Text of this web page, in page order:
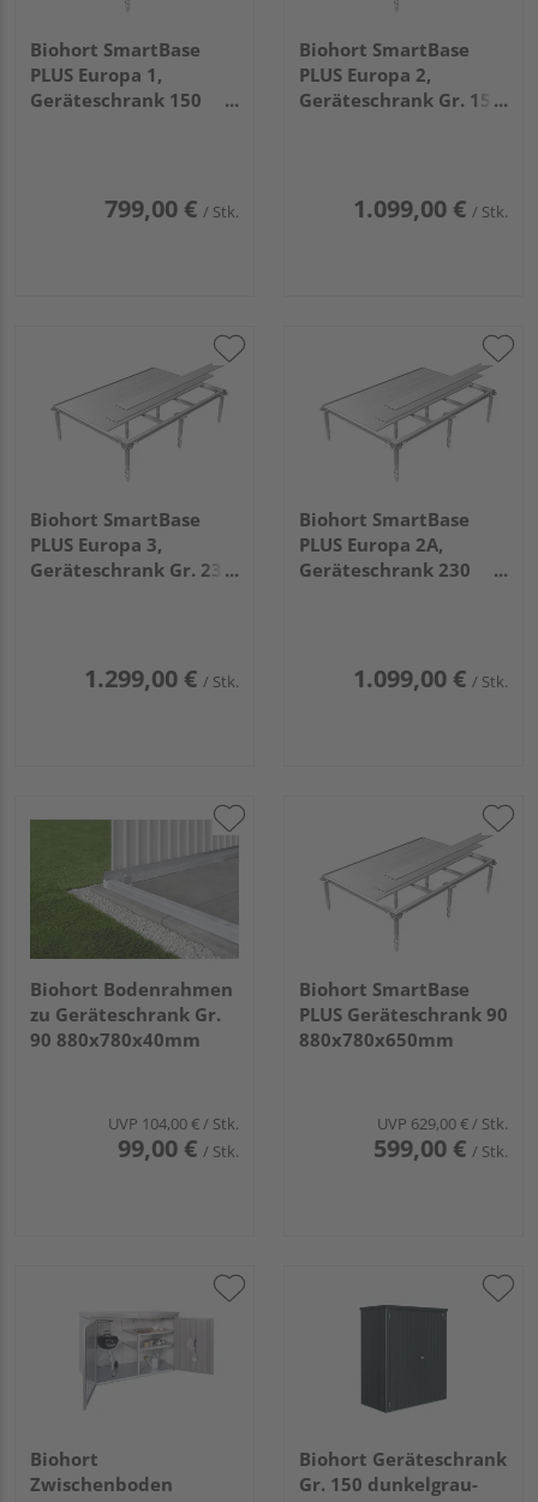
Biohort SmartBase
PLUS Europa 1,
Geräteschrank 150
799,00 € / Stk.
Biohort SmartBase
PLUS Europa 2,
Geräteschrank Gr. 150
1.099,00 € / Stk.
Biohort SmartBase
PLUS Europa 3,
Geräteschrank Gr. 230
1.299,00 € / Stk.
Biohort SmartBase
PLUS Europa 2A,
Geräteschrank 230
1.099,00 € / Stk.
Biohort Bodenrahmen
zu Geräteschrank Gr.
90 880x780x40mm
UVP 104,00 €/ Stk.
99,00 € / Stk.
Biohort SmartBase
PLUS Geräteschrank 90
880x780x650mm
UVP 629,00 €/ Stk.
599,00 € / Stk.
Biohort
Zwischenboden
Biohort Geräteschrank
Gr. 150 dunkelgrau-